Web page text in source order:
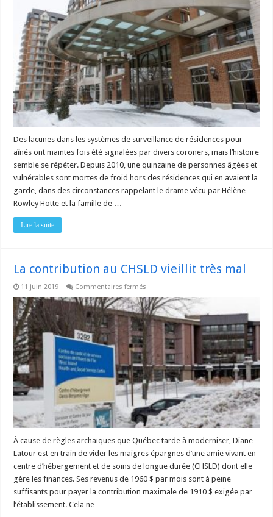
d’aînés
sont
morts
gelés
ces
dernières
années
Des lacunes dans les systèmes de surveillance de résidences pour
aînés ont maintes fois été signalées par divers coroners, mais l’histoire
semble se répéter. Depuis 2010, une quinzaine de personnes âgées et
vulnérables sont mortes de froid hors des résidences qui en avaient la
garde, dans des circonstances rappelant le drame vécu par Hélène
Rowley Hotte et la famille de …
Lire la suite
La contribution au CHSLD vieillit très mal
11 juin 2019 Commentaires fermés
contribution
au
CHSLD
vieillit
très
À cause de règles archaïques que Québec tarde à moderniser, Diane
Latour est en train de vider les maigres épargnes d’une amie vivant en
centre d’hébergement et de soins de longue durée (CHSLD) dont elle
gère les finances. Ses revenus de 1960 $ par mois sont à peine
suffisants pour payer la contribution maximale de 1910 $ exigée par
l’établissement. Cela ne …